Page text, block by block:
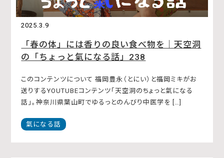
2025.3.9
「春の体」には香りの良い食べ物を｜天空洞
の「ちょっと氣になる話」238
このコンテンツについて 福岡豊永（とにい）と福岡ミキがお
送りするYOUTUBEコンテンツ「天空洞のちょっと氣になる
話」。神奈川県葉山町でゆるっとのんびり中医学を […]
氣になる話